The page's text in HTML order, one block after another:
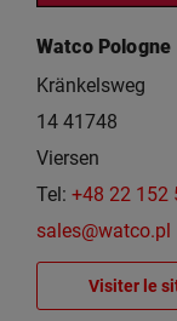
Watco Pologne
Kränkelsweg
14 41748
Viersen
Tel: +48 22 152
sales@watco.pl
Visiter le